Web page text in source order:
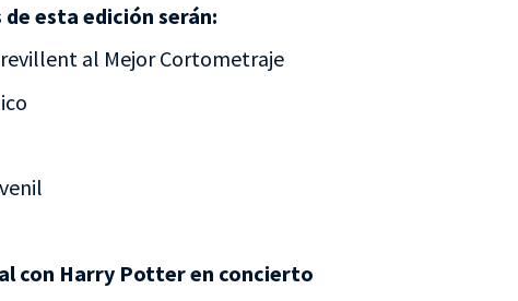
esta edición serán:
al Mejor Cortometraje
con Harry Potter en concierto